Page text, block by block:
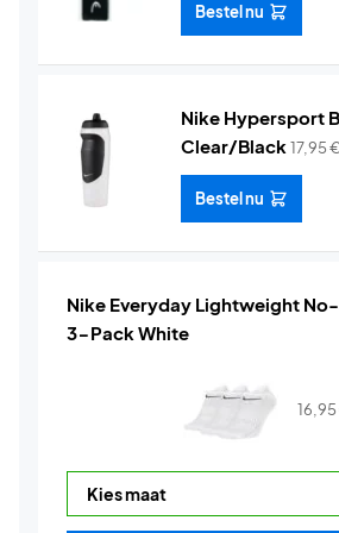
Bestel nu
Nike Hypersport
Clear/Black17,95
Bestel nu
Nike Everyday Lightweight
3-Pack White
16,95